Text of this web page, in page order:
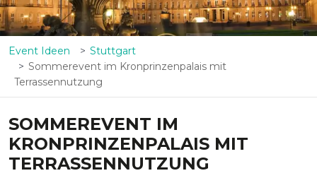
Event Ideen
Stuttgart
Sommerevent im Kronprinzenpalais mit
Terrassennutzung
SOMMEREVENT IM
KRONPRINZENPALAIS MIT
TERRASSENNUTZUNG